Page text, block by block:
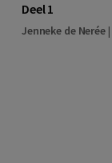
Deel 1
Jenneke de Nerée|